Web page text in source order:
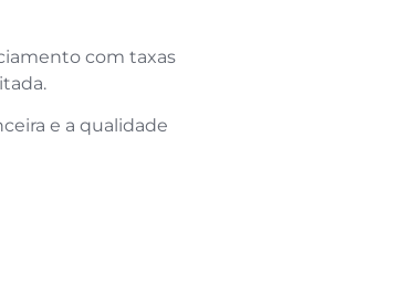
com taxas
e a qualidade